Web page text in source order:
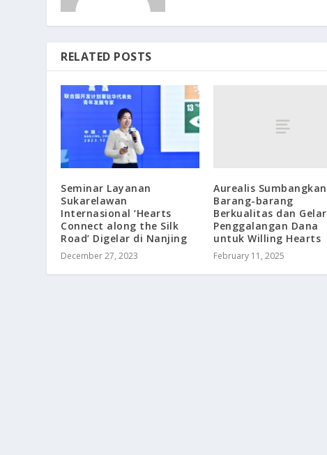
RELATED POSTS
Seminar Layanan
Sukarelawan
Internasional ‘Hearts
Connect along the Silk
Road’ Digelar di Nanjing
December 27, 2023
Aurealis Sumbangkan
Barang-barang
Berkualitas dan Gelar
Penggalangan Dana
untuk Willing Hearts
February 11, 2025